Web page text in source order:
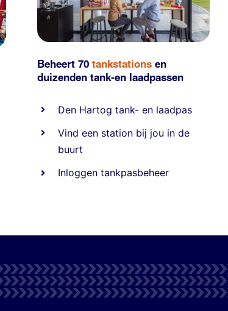
Beheert 70tankstationsen
duizendentank-en laadpassen
Den Hartog tank- en laadpas
Vind een station bij jou in de
buurt
Inloggen tankpasbeheer